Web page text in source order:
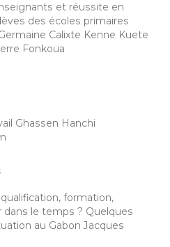
et réussite en
des écoles primaires
Calixte Kenne Kuete
Fonkoua
Ghassen Hanchi
formation,
le temps ? Quelques
au Gabon Jacques